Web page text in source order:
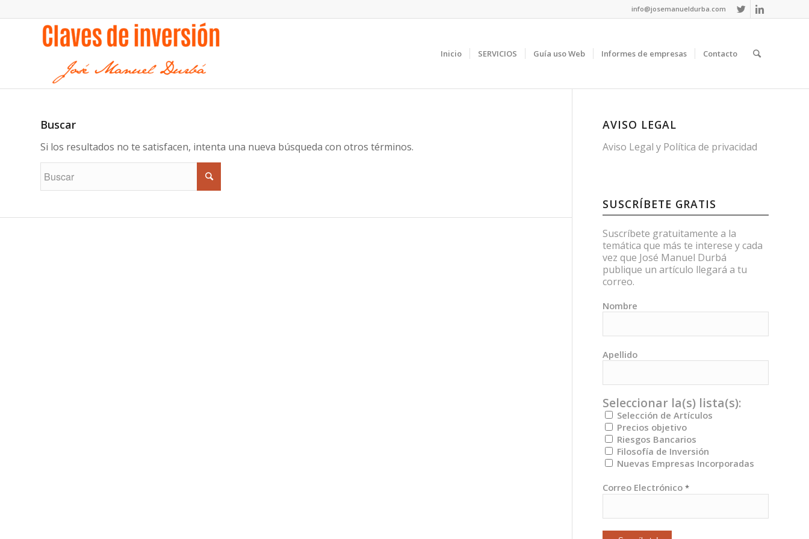
info@josemanueldurba.com
Inicio SERVICIOS Guía uso Web Informes de empresas Contacto
Buscar
Si los resultados no te satisfacen, intenta una nueva búsqueda con otros términos.
AVISO LEGAL
Aviso Legal y Política de privacidad
SUSCRÍBETE GRATIS
Suscríbete gratuitamente a la
temática que más te interese y cada
vez que José Manuel Durbá
publique un artículo llegará a tu
correo.
Nombre
Apellido
Seleccionar la(s) lista(s):
Selección de Artículos
Precios objetivo
Riesgos Bancarios
Filosofía de Inversión
Nuevas Empresas Incorporadas
Correo Electrónico*